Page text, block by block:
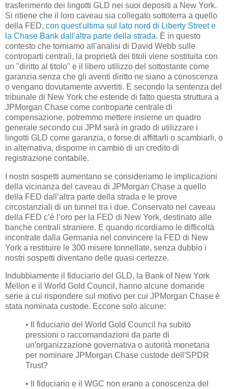
trasferimento dei lingotti GLD nei suoi depositi a New York.
Si ritiene che il loro caveau sia collegato sottoterra a quello
della FED, con quest'ultima sul lato nord di Liberty Street e
la Chase Bank dall'altra parte della strada. È in questo
contesto che torniamo all'analisi di David Webb sulle
controparti centrali, la proprietà dei titoli viene sostituita con
un "diritto al titolo" e il libero utilizzo del sottostante come
garanzia senza che gli aventi diritto ne siano a conoscenza
o vengano dovutamente avvertiti. E secondo la sentenza del
tribunale di New York che estende di fatto questa struttura a
JPMorgan Chase come controparte centrale di
compensazione, potremmo mettere insieme un quadro
generale secondo cui JPM sarà in grado di utilizzare i
lingotti GLD come garanzia, o forse di affittarli o scambiarli, o
in alternativa, disporne in cambio di un credito di
registrazione contabile.
I nostri sospetti aumentano se consideriamo le implicazioni
della vicinanza del caveau di JPMorgan Chase a quello
della FED dall’altra parte della strada e le prove
circostanziali di un tunnel tra i due. Conservato nel caveau
della FED c’è l’oro per la FED di New York, destinato alle
banche centrali straniere. E quando ricordiamo le difficoltà
incontrate dalla Germania nel convincere la FED di New
York a restituire le 300 misere tonnellate, senza dubbio i
nostri sospetti diventano delle quasi certezze.
Indubbiamente il fiduciario del GLD, la Bank of New York
Mellon e il World Gold Council, hanno alcune domande
serie a cui rispondere sul motivo per cui JPMorgan Chase è
stata nominata custode. Eccone solo alcune:
• Il fiduciario del World Gold Council ha subito
pressioni o raccomandazioni da parte di
un'organizzazione governativa o autorità monetaria
per nominare JPMorgan Chase custode dell'SPDR
Trust?
• Il fiduciario e il WGC non erano a conoscenza del